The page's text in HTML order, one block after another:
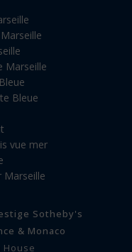
Marseille
Bleue
vue mer
Marseille
Sotheby's
& Monaco